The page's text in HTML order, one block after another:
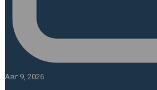
Авг 9, 2026